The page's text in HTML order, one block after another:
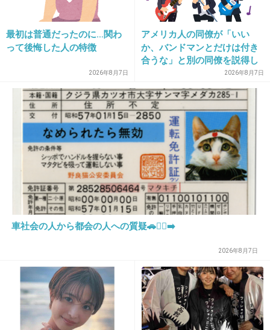
22. 匿名2013/09/03(火) 16:00:57
この被害だけで済むようにしっかりと犯人を特
定し、捕まえてほしいです
最近はストーカーとか粘着質の変質者もいるの
で、拉致や誘拐の予備的な犯行じゃないかと心
配になります
１４歳くらいの女の子ってそういう危険がある
年頃ですし・・・
+19
+26 -14
最初は普通だったのに…関わ
って後悔した人の特徴
2026年8月7日
アメリカ人の同僚が「いい
か、バンドマンとだけは付き
合うな」と別の同僚を説得し
ており、そこにフランス人と
イタリア人も参戦した結果こ
うなった
2026年8月7日
車社会の人から都会の人への質疑🚗🏃‍♀️‍➡️
2026年8月7日